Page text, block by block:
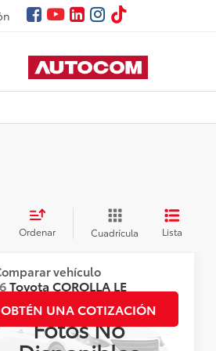
Ordenar Cuadrícula Lista
Fotos No
ToyotaCOROLLA LE
137894
Llámanos para Obtener el Precio
OBTÉN UNA COTIZACIÓN
vehículo